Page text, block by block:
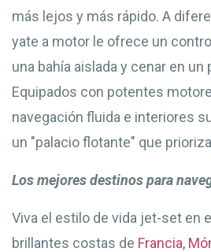
más lejos y más rápido. A
yate a motor le ofrece un
una bahía aislada y cenar en
Equipados con potentes
navegación fluida e interiores
un "palacio flotante" que
Los mejores destinos para
Viva el estilo de vida jet-set en
brillantes costas de Francia,